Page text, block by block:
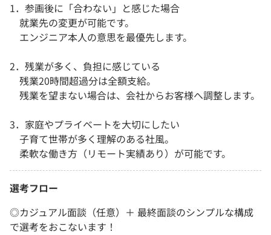
1．参画後に「合わない」と感じた場合
就業先の変更が可能です。
エンジニア本人の意思を最優先します。
2．残業が多く、負担に感じている
残業20時間超過分は全額支給。
残業を望まない場合は、会社からお客様へ調整します。
3．家庭やプライベートを大切にしたい
子育て世帯が多く理解のある社風。
柔軟な働き方（リモート実績あり）が可能です。
選考フロー
◎カジュアル面談（任意）＋ 最終面談のシンプルな構成
で選考をおこないます！